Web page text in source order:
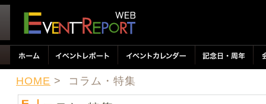
HOME > コラム・特集